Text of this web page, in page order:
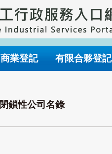
商業登記 有限合夥登記
閉鎖性公司名錄